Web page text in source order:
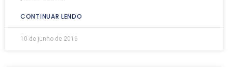
CONTINUAR LENDO
10 de junho de 2016